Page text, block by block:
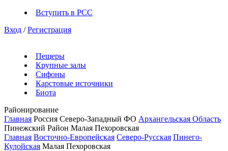
Вступить в РСС
Вход / Регистрация
Пещеры
Крупные залы
Сифоны
Карстовые источники
Биота
Районирование
Главная Россия Северо-Западный ФО Архангельская Область
Пинежский Район Малая Пехоровская
Главная Восточно-Европейская Северо-Русская Пинего-
Кулойская Малая Пехоровская